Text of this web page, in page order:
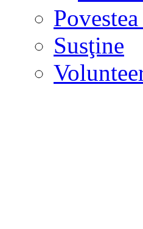
Povestea
Susţine